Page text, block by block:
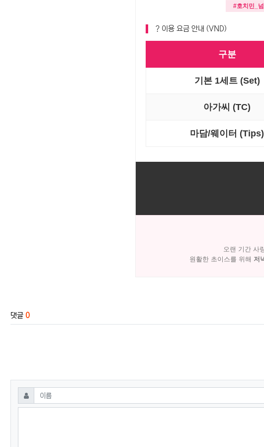
#호치민_
? 이용 요금 안내 (VND)
구분
기본 1세트 (Set)
아가씨 (TC)
마담/웨이터 (Tips)
오랜 기간 사
원활한 초이스를 위해 저
댓글 0
댓글쓰기
이름 필수